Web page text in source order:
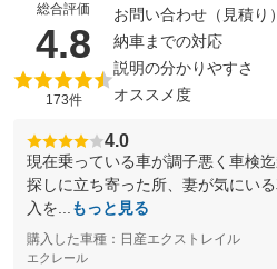
総合評価
4.8 （5点満点
173件
お問い合わせ（見積り）
納車までの対応
説明の分かりやすさ
オススメ度
4.0
現在乗っている車が調子悪く車検
探しに立ち寄った所、妻が気にい
入を...
もっと見る
購入した車種：日産エクストレイル
エクレール